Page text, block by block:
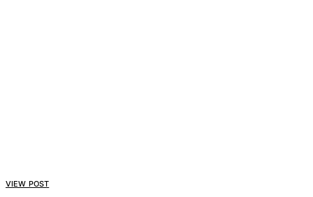
VIEW POST